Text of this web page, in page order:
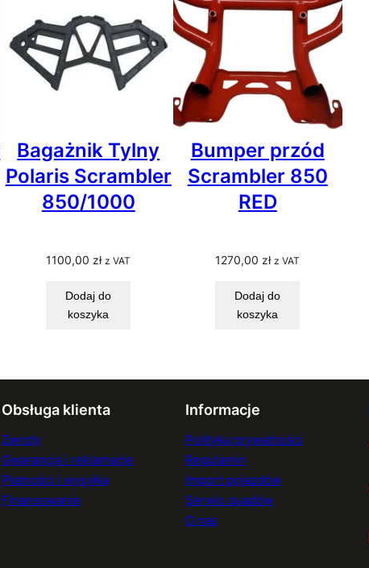
Bagażnik Tylny
Polaris Scrambler
850/1000
1100,00 zł z VAT
Dodaj do
koszyka
Bumper przód
Scrambler 850
RED
1270,00 zł z VAT
Dodaj do
koszyka
Obsługa klienta
Zwroty
Gwarancja i reklamacje
Płatności i wysyłka
Finansowanie
Informacje
Polityka prywatności
Regulamin
Import pojazdów
Serwis quadów
O nas